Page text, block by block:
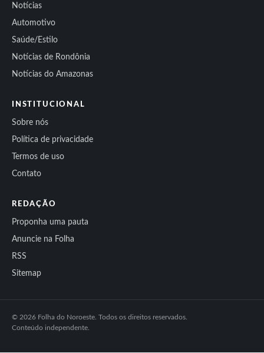
Notícias
Automotivo
Saúde/Estilo
Notícias de Rondônia
Notícias do Amazonas
INSTITUCIONAL
Sobre nós
Política de privacidade
Termos de uso
Contato
REDAÇÃO
Proponha uma pauta
Anuncie na Folha
RSS
Sitemap
© 2026 Folha do Noroeste. Todos os direitos reservados.
Conteúdo independente.